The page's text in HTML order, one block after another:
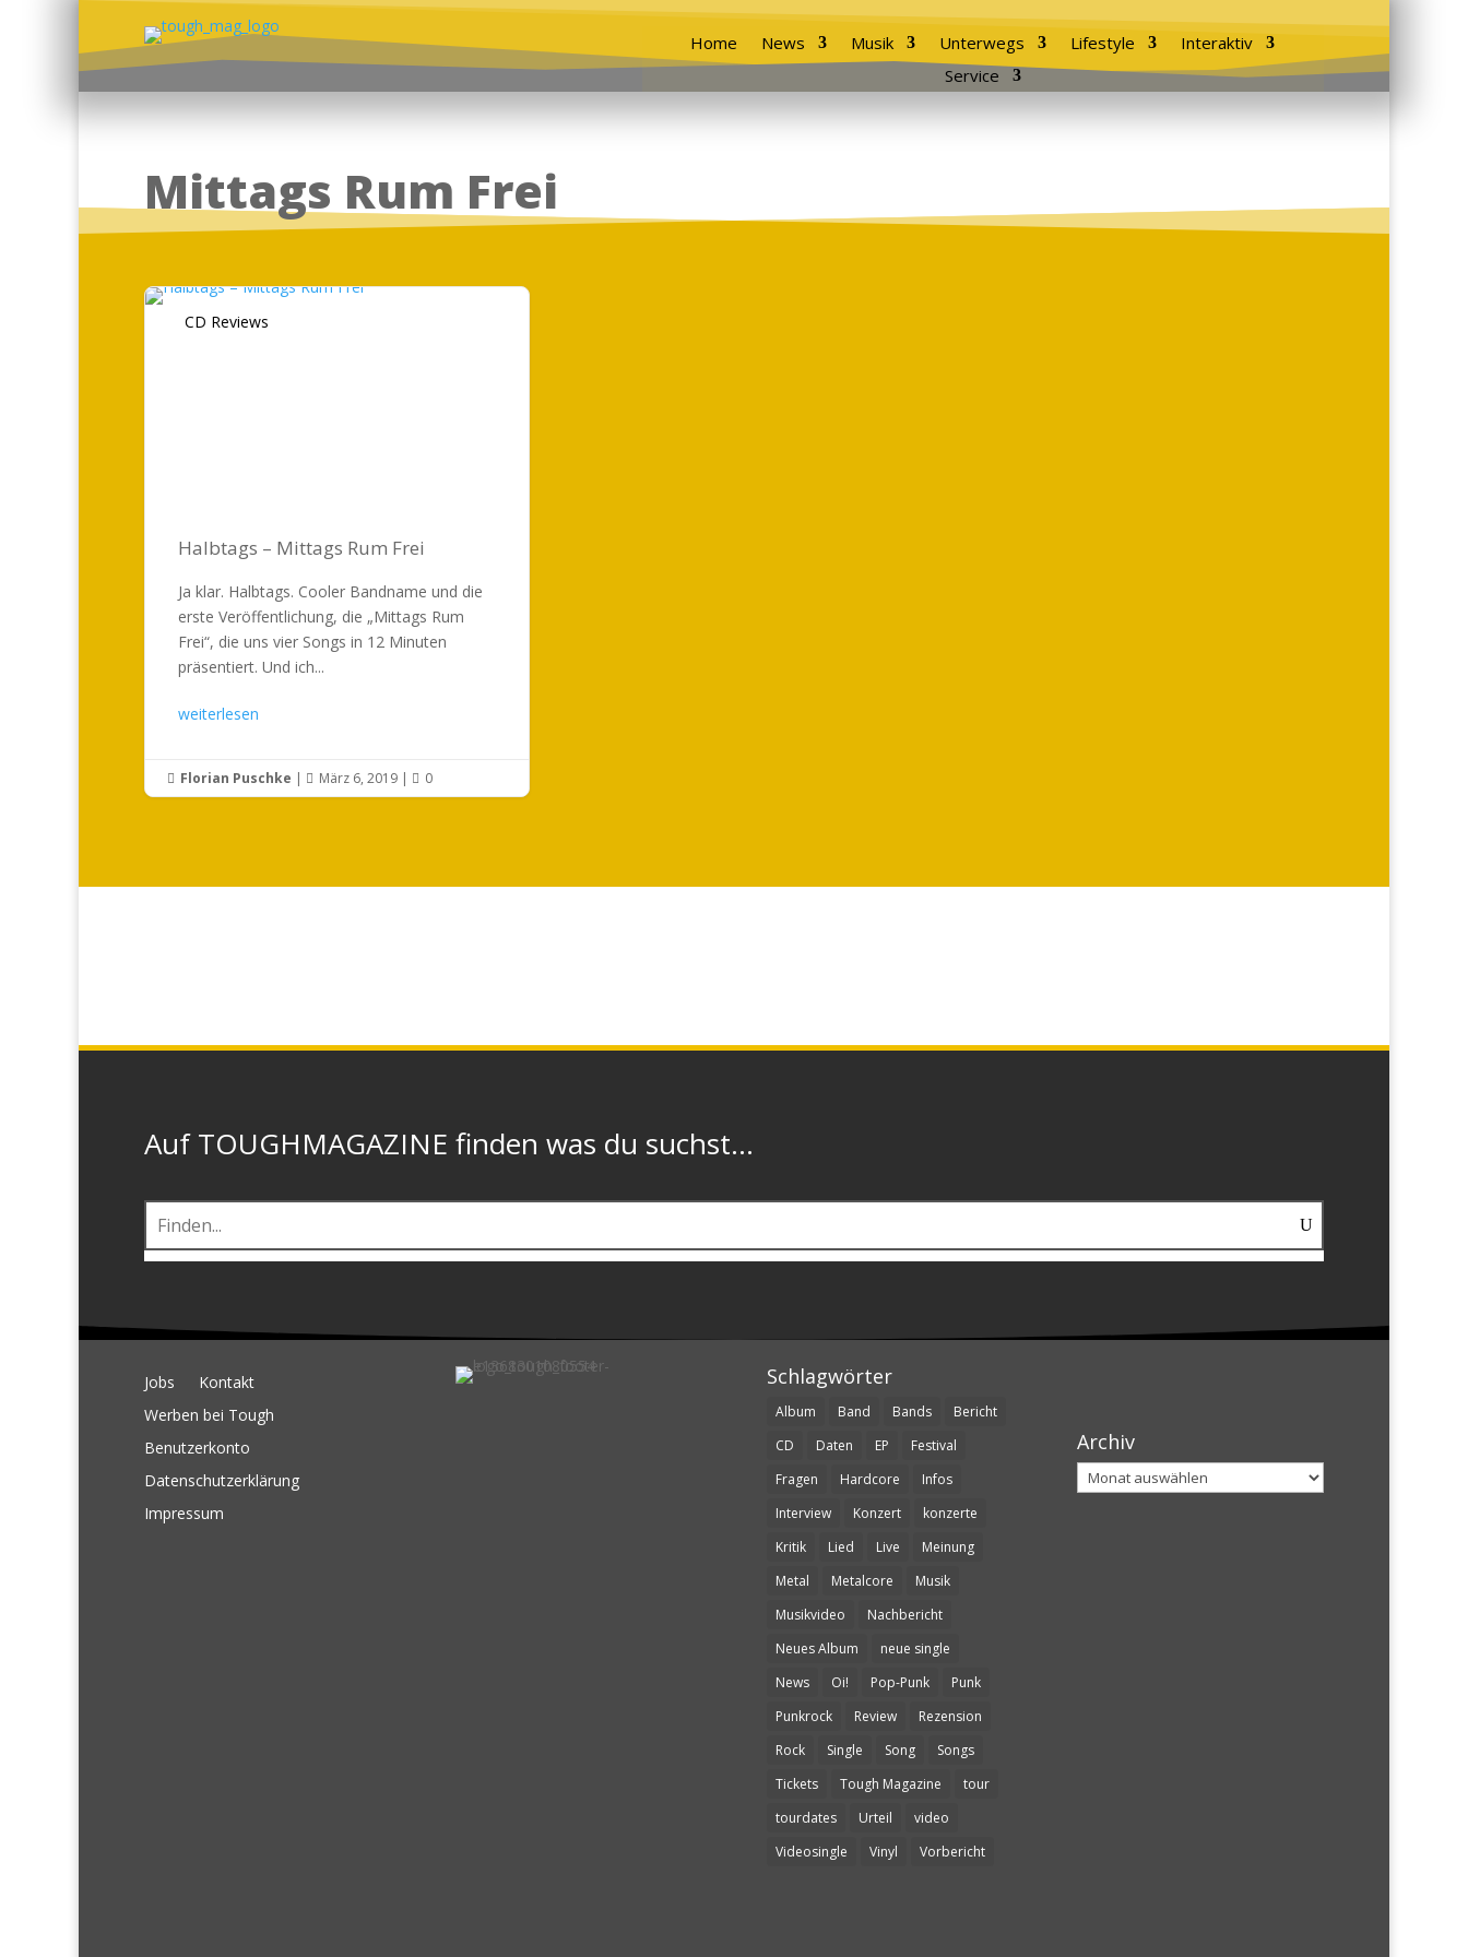
Home News Musik Unterwegs Lifestyle
Interaktiv
Service
Mittags Rum Frei
CD Reviews
Halbtags – Mittags Rum Frei
Ja klar. Halbtags. Cooler Bandname und die
erste Veröffentlichung, die „Mittags Rum
Frei“, die uns vier Songs in 12 Minuten
präsentiert. Und ich...
weiterlesen
 Florian Puschke |  März 6, 2019 |  0
Auf TOUGHMAGAZINE finden was du suchst...
Jobs
Kontakt
Werben bei Tough
Benutzerkonto
Datenschutzerklärung
Impressum
Schlagwörter
Album Band Bands
Bericht
CD
Daten EP
Festival
Fragen
Hardcore
Infos
Interview
Konzert
konzerte
Kritik
Lied Live
Meinung
Metal
Metalcore
Musik
Musikvideo
Nachbericht
Neues Album
neue single
News
Oi! Pop-Punk
Punk
Punkrock
Review
Rezension
Rock
Single Song
Songs
Tickets
Tough Magazine
tour
tourdates
Urteil
video
Videosingle
Vinyl Vorbericht
Archiv
Archiv